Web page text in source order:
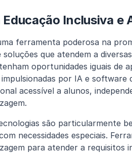
Educação Inclusiva e
ferramenta poderosa na
que atendem a
oportunidades iguais de
impulsionadas por IA e
acessível a alunos,
são particularmente
necessidades especiais.
para atender a requisitos